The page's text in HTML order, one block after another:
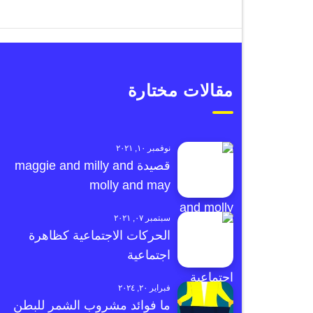
مقالات مختارة
نوفمبر ١٠, ٢٠٢١
قصيدة maggie and milly and
molly and may
سبتمبر ٠٧, ٢٠٢١
الحركات الاجتماعية كظاهرة
اجتماعية
فبراير ٢٠, ٢٠٢٤
ما فوائد مشروب الشمر للبطن